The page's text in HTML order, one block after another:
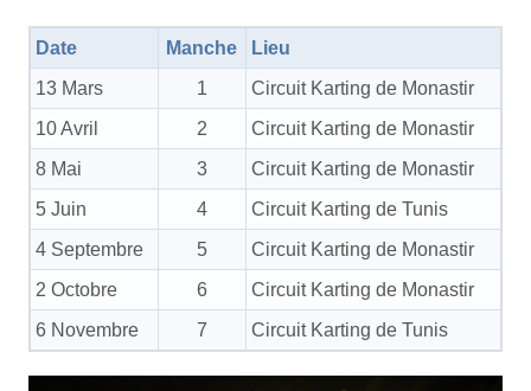
Date Manche
Lieu
13 Mars
1
Circuit Karting de Monastir
10 Avril
2
Circuit Karting de Monastir
8 Mai
3
Circuit Karting de Monastir
5 Juin
4
Circuit Karting de Tunis
4 Septembre
5
Circuit Karting de Monastir
2 Octobre
6
Circuit Karting de Monastir
6 Novembre
7 Circuit Karting de Tunis